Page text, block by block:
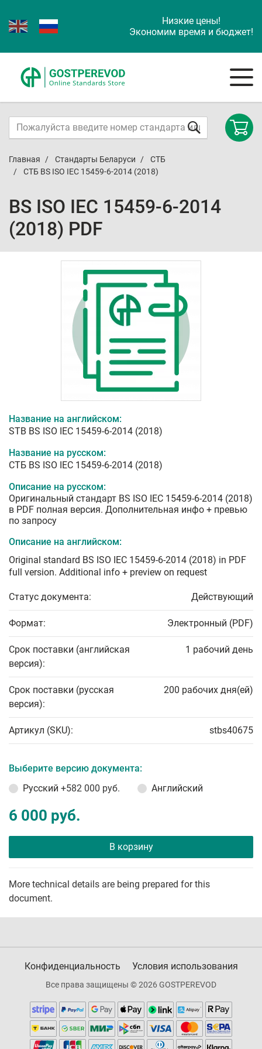
Низкие цены!
Экономим время и бюджет!
Главная Стандарты Беларуси
СТБ
СТБ BS ISO IEC 15459-6-2014 (2018)
BS ISO IEC 15459-6-2014
(2018) PDF
Название на английском:
STB BS ISO IEC 15459-6-2014 (2018)
Название на русском:
СТБ BS ISO IEC 15459-6-2014 (2018)
Описание на русском:
Оригинальный стандарт BS ISO IEC 15459-6-2014 (2018)
в PDF полная версия. Дополнительная инфо + превью
по запросу
Описание на английском:
Original standard BS ISO IEC 15459-6-2014 (2018) in PDF
full version. Additional info + preview on request
Статус документа: Действующий
Формат: Электронный (PDF)
Срок поставки (английская
версия):
1 рабочий день
Срок поставки (русская
версия):
200 рабочих дня(ей)
Артикул (SKU): stbs40675
Выберите версию документа:
Русский +582 000 руб. Английский
6 000 руб.
В корзину
More technical details are being prepared for this
document.
Конфиденциальность Условия использования
Все права защищены © 2026 GOSTPEREVOD